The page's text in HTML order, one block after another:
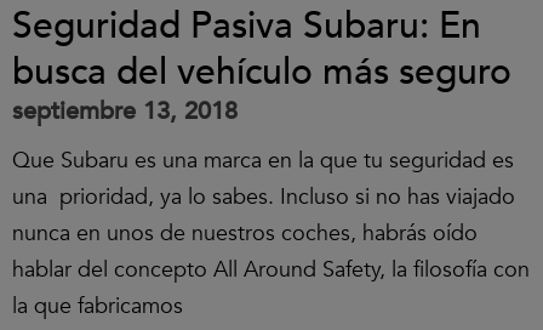
Seguridad Pasiva Subaru: En
busca del vehículo más seguro
septiembre 13, 2018
Que Subaru es una marca en la que tu seguridad es
una prioridad, ya lo sabes. Incluso si no has viajado
nunca en unos de nuestros coches, habrás oído
hablar del concepto All Around Safety, la filosofía con
la que fabricamos